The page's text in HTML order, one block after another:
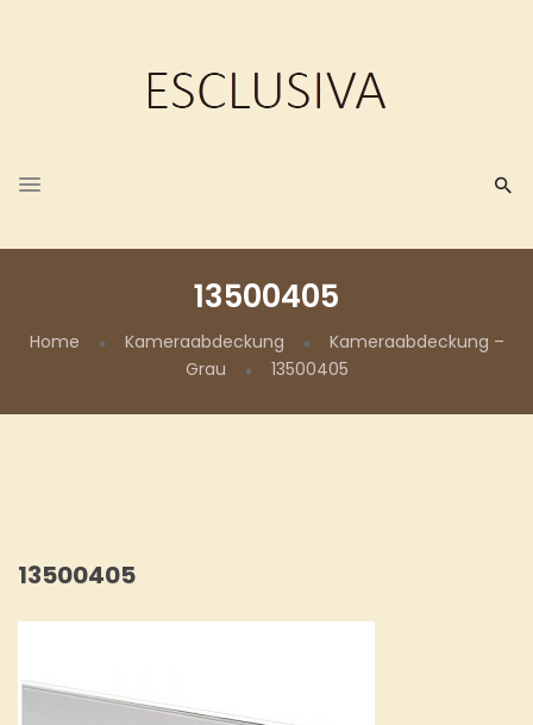
13500405
Home Kameraabdeckung
Kameraabdeckung –
Grau
13500405
13500405